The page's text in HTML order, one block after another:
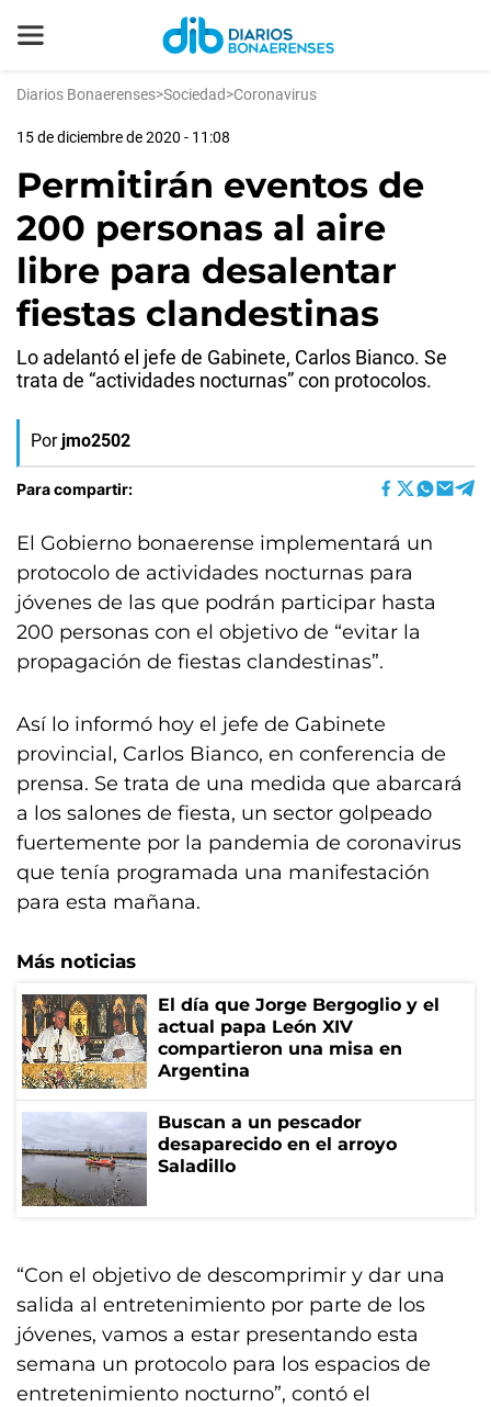
Diarios Bonaerenses>Sociedad>Coronavirus
15 de diciembre de 2020 - 11:08
Permitirán eventos de
200 personas al aire
libre para desalentar
fiestas clandestinas
Lo adelantó el jefe de Gabinete, Carlos Bianco. Se
trata de “actividades nocturnas” con protocolos.
Por jmo2502
Para compartir:
El Gobierno bonaerense implementará un
protocolo de actividades nocturnas para
jóvenes de las que podrán participar hasta
200 personas con el objetivo de “evitar la
propagación de fiestas clandestinas”.
Así lo informó hoy el jefe de Gabinete
provincial, Carlos Bianco, en conferencia de
prensa. Se trata de una medida que abarcará
a los salones de fiesta, un sector golpeado
fuertemente por la pandemia de coronavirus
que tenía programada una manifestación
para esta mañana.
Más noticias
El día que Jorge Bergoglio y el
actual papa León XIV
compartieron una misa en
Argentina
Buscan a un pescador
desaparecido en el arroyo
Saladillo
“Con el objetivo de descomprimir y dar una
salida al entretenimiento por parte de los
jóvenes, vamos a estar presentando esta
semana un protocolo para los espacios de
entretenimiento nocturno”, contó el